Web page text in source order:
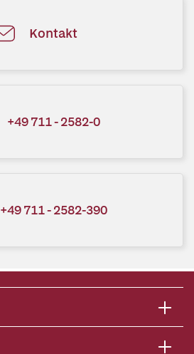
Kontakt
+49 711 - 2582-0
+49 711 - 2582-390